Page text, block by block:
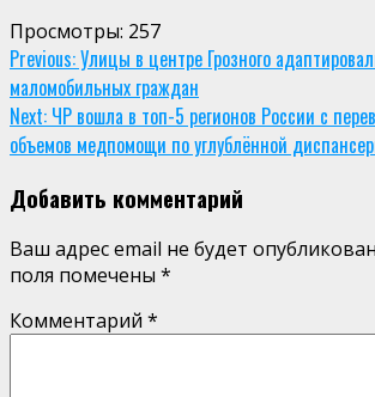
Просмотры: 257
Continue
Reading
Previous:Улицы в центре Грозного
маломобильных граждан
Next: ЧР вошла в топ-5 регионов России с
объемов медпомощи по углублённой
Добавить комментарий
Ваш адрес email не будет
поля помечены *
Комментарий *